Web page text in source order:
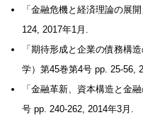
「金融危機と経済理論の展
124, 2017年1月.
「期待形成と企業の債務構
学）第45巻第4号 pp. 25-56,
「金融革新、資本構造と金
号 pp. 240-262, 2014年3月.